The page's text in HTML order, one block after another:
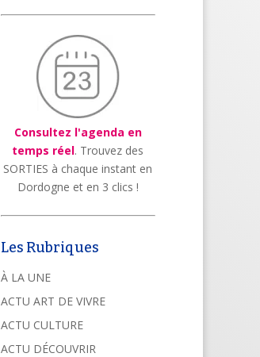
Consultez l'agenda en
temps réel. Trouvez des
SORTIES à chaque instant en
Dordogne et en 3 clics !
Les Rubriques
À LA UNE
ACTU ART DE VIVRE
ACTU CULTURE
ACTU DÉCOUVRIR